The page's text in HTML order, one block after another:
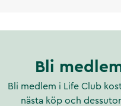
Bli
Bli medlem i Life Club
nästa köp och